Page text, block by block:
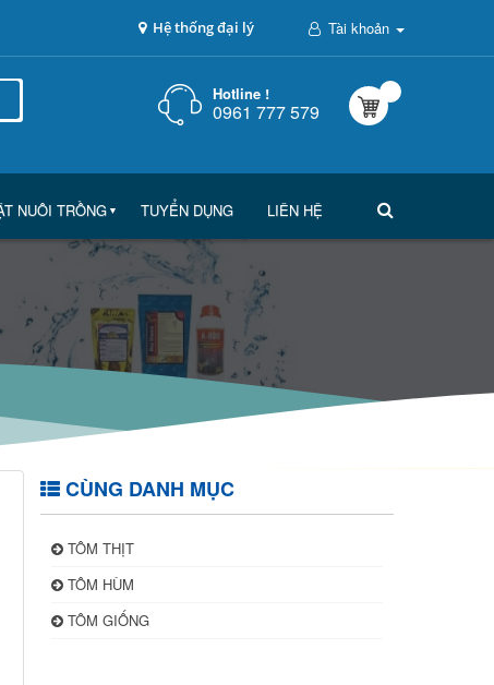
Tài khoản
Hệ thống đại lý
Hotline !
0961 777 579
NUÔI TRỒNG ▼ TUYỂN DỤNG LIÊN HỆ
CÙNG DANH MỤC
TÔM THỊT
TÔM HÙM
TÔM GIỐNG